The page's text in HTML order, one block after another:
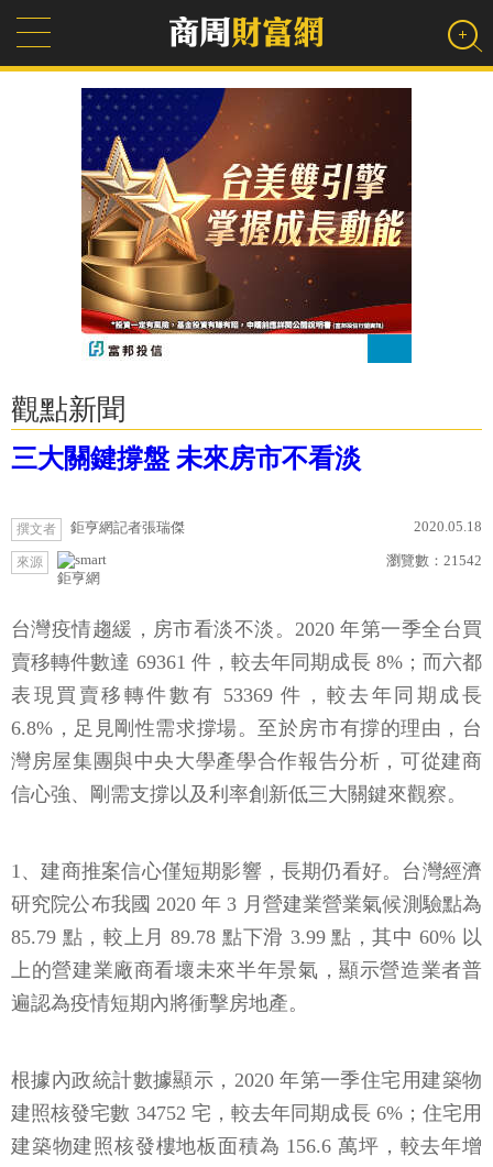
觀點新聞
三大關鍵撐盤 未來房市不看淡
撰文者 鉅亨網記者張瑞傑 2020.05.18
來源
鉅亨網
瀏覽數： 21542
台灣疫情趨緩，房市看淡不淡。2020 年第一季全台買
賣移轉件數達 69361 件，較去年同期成長 8%；而六都
表現買賣移轉件數有 53369 件，較去年同期成長
6.8%，足見剛性需求撐場。至於房市有撐的理由，台
灣房屋集團與中央大學產學合作報告分析，可從建商
信心強、剛需支撐以及利率創新低三大關鍵來觀察。
1、建商推案信心僅短期影響，長期仍看好。台灣經濟
研究院公布我國 2020 年 3 月營建業營業氣候測驗點為
85.79 點，較上月 89.78 點下滑 3.99 點，其中 60% 以
上的營建業廠商看壞未來半年景氣，顯示營造業者普
遍認為疫情短期內將衝擊房地產。
根據內政統計數據顯示，2020 年第一季住宅用建築物
建照核發宅數 34752 宅，較去年同期成長 6%；住宅用
建築物建照核發樓地板面積為 156.6 萬坪，較去年增